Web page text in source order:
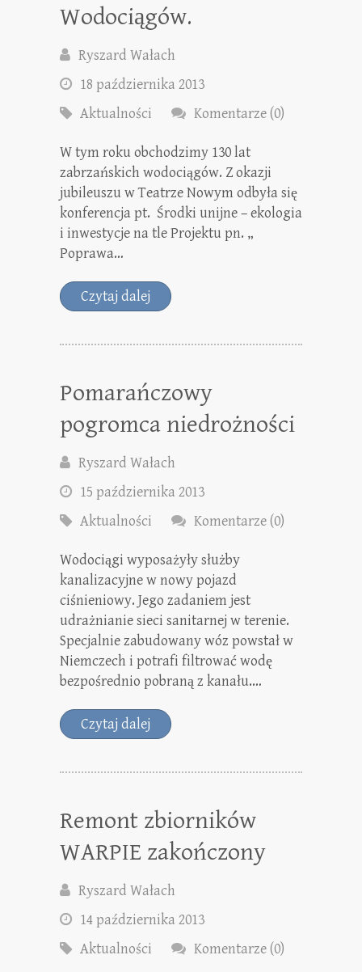
Wodociągów.
Ryszard Wałach
18 października 2013
Aktualności
Komentarze (0)
W tym roku obchodzimy 130 lat
zabrzańskich wodociągów. Z okazji
jubileuszu w Teatrze Nowym odbyła się
konferencja pt. Środki unijne – ekologia
i inwestycje na tle Projektu pn. „
Poprawa…
Czytaj dalej
Pomarańczowy
pogromca niedrożności
Ryszard Wałach
15 października 2013
Aktualności
Komentarze (0)
Wodociągi wyposażyły służby
kanalizacyjne w nowy pojazd
ciśnieniowy. Jego zadaniem jest
udrażnianie sieci sanitarnej w terenie.
Specjalnie zabudowany wóz powstał w
Niemczech i potrafi filtrować wodę
bezpośrednio pobraną z kanału.…
Czytaj dalej
Remont zbiorników
WARPIE zakończony
Ryszard Wałach
14 października 2013
Aktualności
Komentarze (0)